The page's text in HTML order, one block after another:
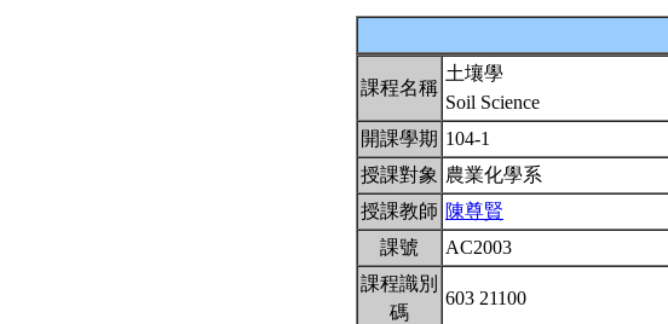
課程名稱
土壤學
Soil Science
開課學期 104-1
授課對象 農業化學系
授課教師 陳尊賢
課號
AC2003
課程識別
碼
603 21100